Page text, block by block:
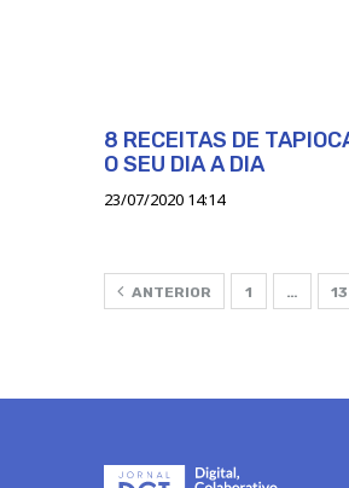
8 RECEITAS DE
O SEU DIA A DIA
23/07/2020 14:14
ANTERIOR 1 … 13